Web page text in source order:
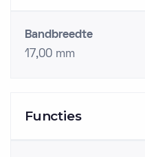
Bandbreedte
17,00 mm
Functies